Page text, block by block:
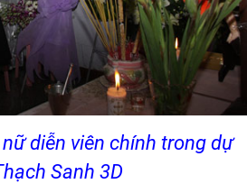
diễn viên chính trong dự
Sanh 3D